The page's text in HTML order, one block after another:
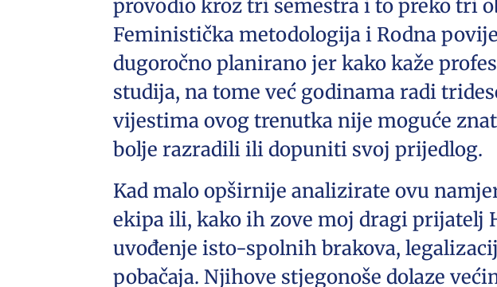
provodio kroz tri semestra i to preko tri
Feministička metodologija i Rodna
dugoročno planirano jer kako kaže
studija, na tome već godinama radi
vijestima ovog trenutka nije moguće
bolje razradili ili dopuniti svoj prijedlog.
Kad malo opširnije analizirate ovu
ekipa ili, kako ih zove moj dragi prijatelj
uvođenje isto-spolnih brakova,
pobačaja. Njihove stjegonoše dolaze